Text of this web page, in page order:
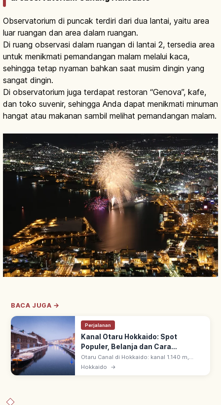
Observatorium di puncak terdiri dari dua lantai, yaitu area
luar ruangan dan area dalam ruangan.
Di ruang observasi dalam ruangan di lantai 2, tersedia area
untuk menikmati pemandangan malam melalui kaca,
sehingga tetap nyaman bahkan saat musim dingin yang
sangat dingin.
Di observatorium juga terdapat restoran “Genova”, kafe,
dan toko suvenir, sehingga Anda dapat menikmati minuman
hangat atau makanan sambil melihat pemandangan malam.
BACA JUGA →
Perjalanan
Kanal Otaru Hokkaido: Spot
Populer, Belanja dan Cara
Berkunjung
Otaru Canal di Hokkaido: kanal 1.140 m,
dibuka 1923. Gudang batu retro di
Hokkaido →